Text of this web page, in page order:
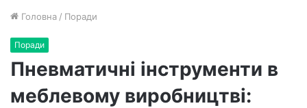
Головна / Поради
Поради
Пневматичні інструменти в
меблевому виробництві: